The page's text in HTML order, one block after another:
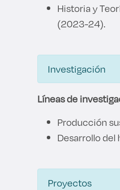
Historia y
(2023-24).
Investigación
Líneas de
Producción
Desarrollo del
Proyectos